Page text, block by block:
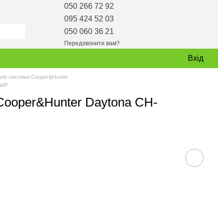
050 266 72 92
095 424 52 03
050 060 36 21
Передзвонити вам?
Вхід
системи Cooper&Hunter
Daytona CH-